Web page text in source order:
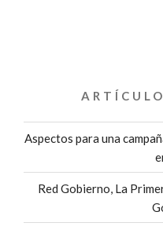
Aspectos para una
Red Gobierno, La